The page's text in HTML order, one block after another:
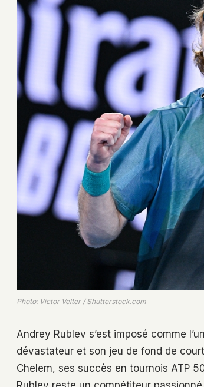
Photo: Victor Velter / Shutterstock.com
Andrey Rublev s’est imposé comme
dévastateur et son jeu de fond de
Chelem, ses succès en tournois ATP